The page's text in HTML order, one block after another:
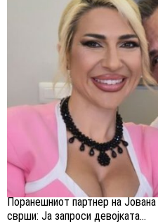
Поранешниот партнер на
сврши: Ја запроси девојката...